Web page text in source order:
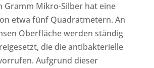
Gramm Mikro-Silber hat eine
etwa fünf Quadratmetern. An
Oberfläche werden ständig
die die antibakterielle
Aufgrund dieser